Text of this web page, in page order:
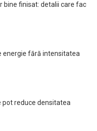
bine finisat: detalii care fac
energie fără intensitatea
reduce densitatea